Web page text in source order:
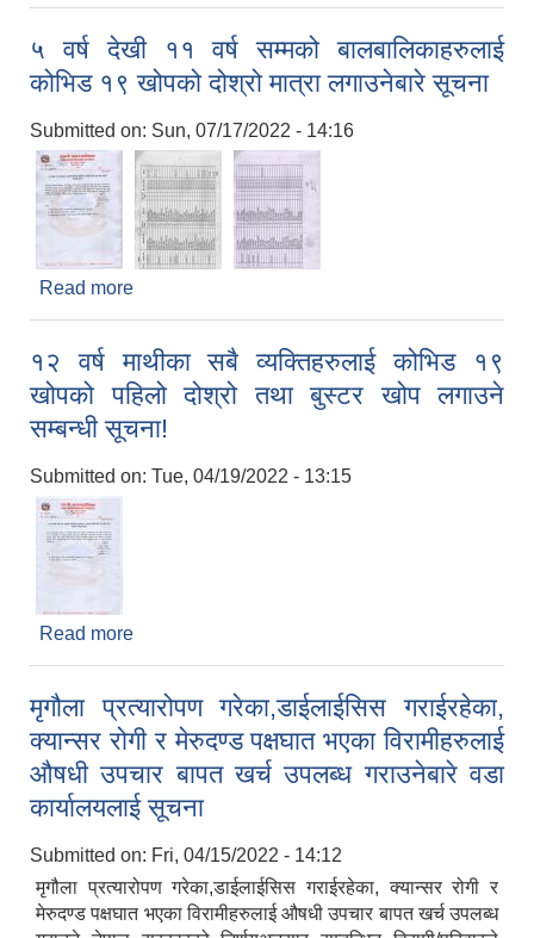
५ वर्ष देखी ११ वर्ष सम्मको बालबालिकाहरुलाई
कोभिड १९ खोपको दोश्रो मात्रा लगाउनेबारे सूचना
Submitted on: Sun, 07/17/2022 - 14:16
Read more
१२ वर्ष माथीका सबै व्यक्तिहरुलाई कोभिड १९
खोपको पहिलो दोश्रो तथा बुस्टर खोप लगाउने
सम्बन्धी सूचना!
Submitted on: Tue, 04/19/2022 - 13:15
Read more
मृगौला प्रत्यारोपण गरेका,डाईलाईसिस गराईरहेका,
क्यान्सर रोगी र मेरुदण्ड पक्षघात भएका विरामीहरुलाई
औषधी उपचार बापत खर्च उपलब्ध गराउनेबारे वडा
कार्यालयलाई सूचना
Submitted on: Fri, 04/15/2022 - 14:12
मृगौला प्रत्यारोपण गरेका,डाईलाईसिस गराईरहेका, क्यान्सर रोगी र
मेरुदण्ड पक्षघात भएका विरामीहरुलाई औषधी उपचार बापत खर्च उपलब्ध